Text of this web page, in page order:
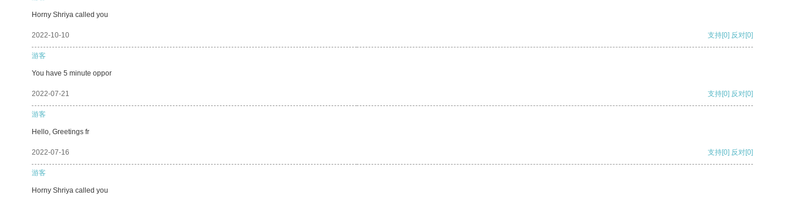
Horny Shriya called you
2022-10-10 支持[0] 反对[0]
游客
You have 5 minute oppor
2022-07-21 支持[0] 反对[0]
游客
Hello, Greetings fr
2022-07-16 支持[0] 反对[0]
游客
Horny Shriya called you